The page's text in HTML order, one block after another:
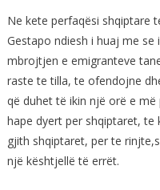
Ne kete perfaqësi shqiptare
Gestapo ndiesh i huaj me
mbrojtjen e emigranteve
raste te tilla, te ofendojne
që duhet të ikin një orë e
hape dyert per shqiptaret,
gjith shqiptaret, per te
një kështjellë të errët.